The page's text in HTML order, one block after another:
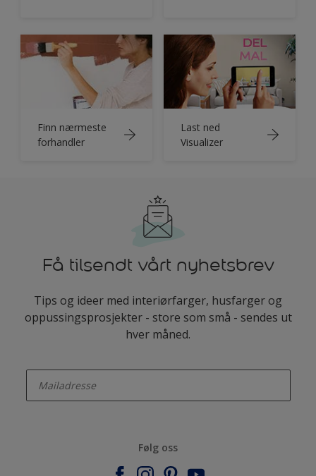
Finn nærmeste
forhandler
Last ned
Visualizer
Få tilsendt vårt nyhetsbrev
Tips og ideer med interiørfarger, husfarger og
oppussingsprosjekter - store som små - sendes ut
hver måned.
Følg oss